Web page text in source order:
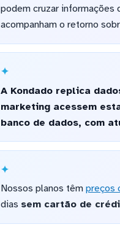
podem cruzar informações
acompanham o retorno
A Kondado replica
marketing acessem
banco de dados, com
Nossos planos têm preços
dias sem cartão de